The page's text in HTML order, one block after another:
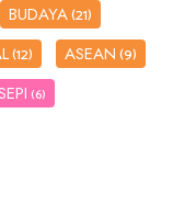
BUDAYA(21)
(12) ASEAN(9)
(6)